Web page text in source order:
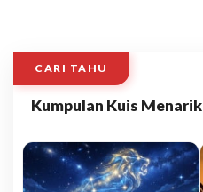
CARI TAHU
Kumpulan Kuis Menarik